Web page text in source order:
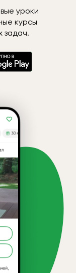
уроки
курсы
задач.